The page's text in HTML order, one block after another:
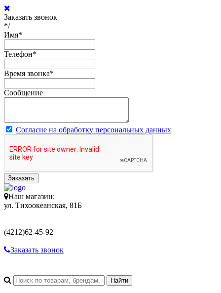
Заказать звонок
*/
Имя*
Телефон*
Время звонка*
Сообщение
Согласие на обработку персональных данных
Заказать
Наш магазин:
ул. Тихоокеанская, 81Б
(4212)62-45-92
Заказать звонок